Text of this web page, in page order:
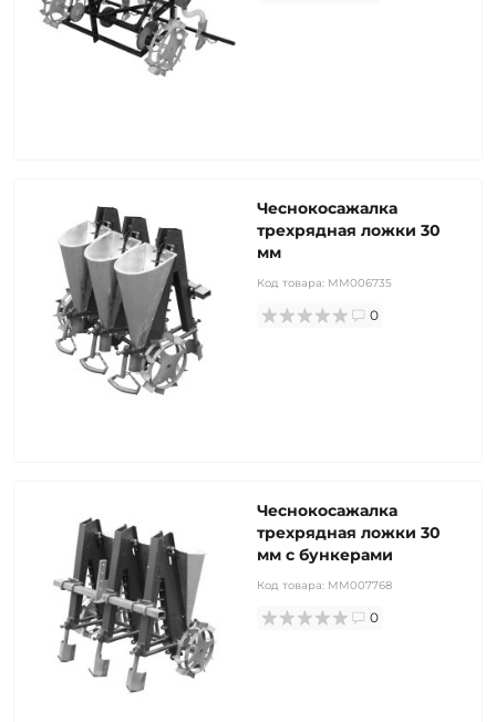
Чеснокосажалка
трехрядная ложки 30
мм
Код товара: MM006735
0
Чеснокосажалка
трехрядная ложки 30
мм с бункерами
Код товара: MM007768
0